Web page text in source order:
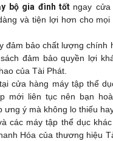
bộ gia đình tốt ngay
và tiện lợi hơn cho
đảm bảo chất lượng chính
đảm bảo quyền lợi
của Tài Phát.
cửa hàng máy tập thể
mới liên tục nên bạn
ưng ý mà không lo thiếu
các máy tập thể dục
Hóa của thương hiệu